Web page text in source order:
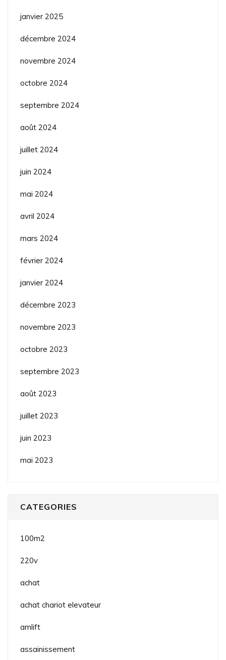
janvier 2025
décembre 2024
novembre 2024
octobre 2024
septembre 2024
août 2024
juillet 2024
juin 2024
mai 2024
avril 2024
mars 2024
février 2024
janvier 2024
décembre 2023
novembre 2023
octobre 2023
septembre 2023
août 2023
juillet 2023
juin 2023
mai 2023
CATEGORIES
100m2
220v
achat
achat chariot elevateur
amlift
assainissement